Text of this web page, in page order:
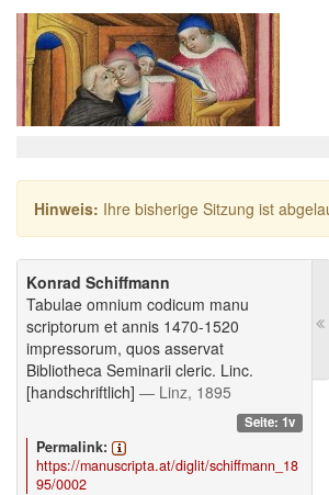
Hinweis: Ihre bisherige Sitzung ist
Konrad Schiffmann
Tabulae omnium codicum manu
scriptorum et annis 1470-1520
impressorum, quos asservat
Bibliotheca Seminarii cleric. Linc.
[handschriftlich] — Linz, 1895
Seite: 1v
Permalink:
https://manuscripta.at/diglit/schiffmann_18
95/0002